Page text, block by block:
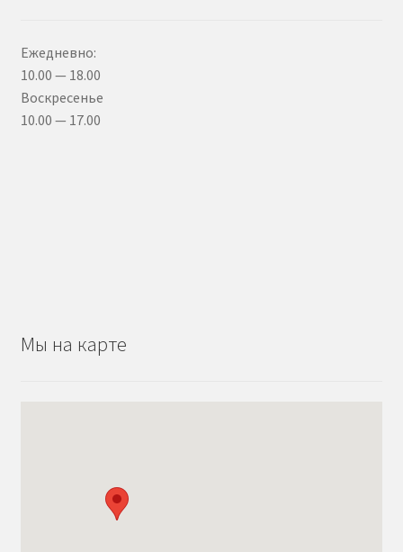
Ежедневно:
10.00 — 18.00
Воскресенье
10.00 — 17.00
Мы на карте